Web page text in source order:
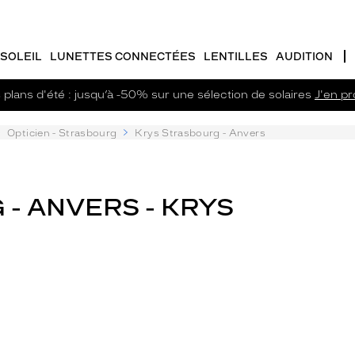
LUNETTES CONNECTÉES LENTILLES AUDITION
plans d'été : jusqu’à -50% sur une sélection de solaires J'en
Opticien - Strasbourg Krys Strasbourg - Anvers
- ANVERS - KRYS